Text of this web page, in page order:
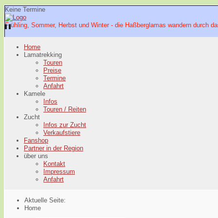
Keine Termine
Frühling, Sommer, Herbst und Winter - die Haßberglamas wandern durch
Home
Lamatrekking
Touren
Preise
Termine
Anfahrt
Kamele
Infos
Touren / Reiten
Zucht
Infos zur Zucht
Verkaufstiere
Fanshop
Partner in der Region
über uns
Kontakt
Impressum
Anfahrt
Aktuelle Seite:
Home